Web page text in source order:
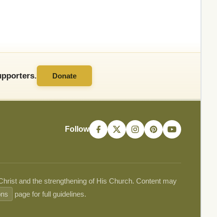
Donate
Follow
and the strengthening of His Church. Content may
page for full guidelines.